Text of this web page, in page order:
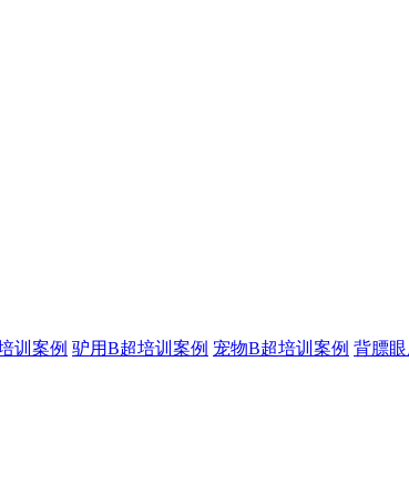
训案例 驴用B超培训案例 宠物B超培训案例 背膘